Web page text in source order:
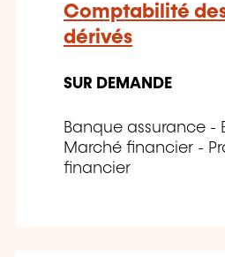
Comptabilité
dérivés
SUR DEMANDE
Banque assurance -
Marché financier -
financier